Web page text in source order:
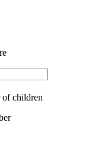
children